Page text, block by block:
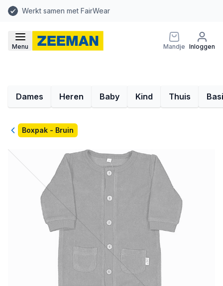
Werkt samen met FairWear
Menu Mandje Inloggen
Dames Heren Baby Kind Thuis
TerugBoxpak - Bruin